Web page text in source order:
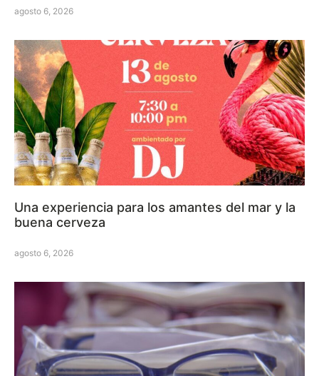
agosto 6, 2026
Una experiencia para los amantes del mar y la
buena cerveza
agosto 6, 2026